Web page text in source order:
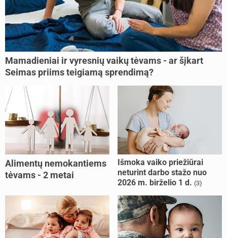
Mamadieniai ir vyresnių vaikų tėvams - ar šįkart
Seimas priims teigiamą sprendimą?
Alimentų nemokantiems
tėvams - 2 metai
Išmoka vaiko priežiūrai
neturint darbo stažo nuo
2026 m. birželio 1 d. (3)